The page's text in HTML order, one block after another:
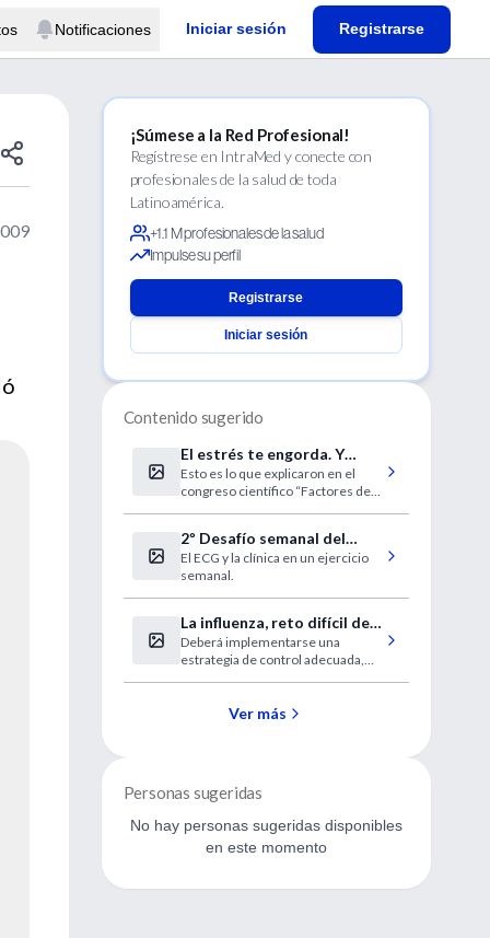
Notificaciones Iniciar sesión Registrarse
¡Súmese a la Red Profesional!
Regístrese en IntraMed y conecte con
profesionales de la salud de toda
Latinoamérica.
+1.1 M profesionales de la salud
Impulse su perfil
Registrarse
Iniciar sesión
Contenido sugerido
El estrés te engorda. Y
algunos virus también
Esto es lo que explicaron en el
congreso científico “Factores de
los Institutos Nacionales de la
Salud (NIH) de EEUU.
2º Desafío semanal del
"Curso a distancia de ECG"
El ECG y la clínica en un ejercicio
semanal.
La influenza, reto difícil de
enfrentar en México
Deberá implementarse una
estrategia de control adecuada,
Ver más
Personas sugeridas
No hay personas sugeridas disponibles
en este momento